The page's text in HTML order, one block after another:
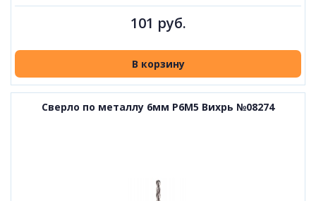
101 руб.
В корзину
Сверло по металлу 6мм Р6М5 Вихрь №08274